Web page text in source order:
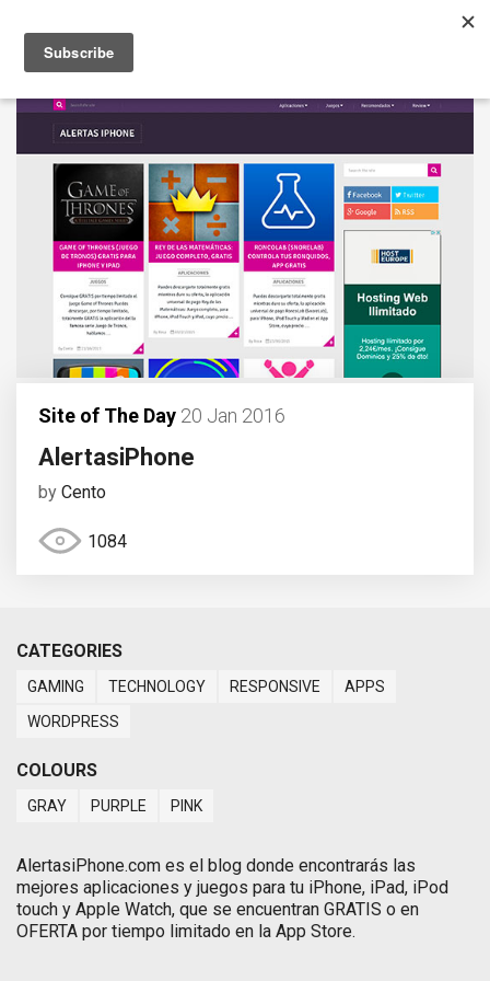
Site of The Day 20 Jan 2016
AlertasiPhone
by Cento
1084
CATEGORIES
GAMING TECHNOLOGY RESPONSIVE
APPS
WORDPRESS
COLOURS
GRAY PURPLE PINK
AlertasiPhone.com es el blog donde encontrarás las
mejores aplicaciones y juegos para tu iPhone, iPad, iPod
touch y Apple Watch, que se encuentran GRATIS o en
OFERTA por tiempo limitado en la App Store.